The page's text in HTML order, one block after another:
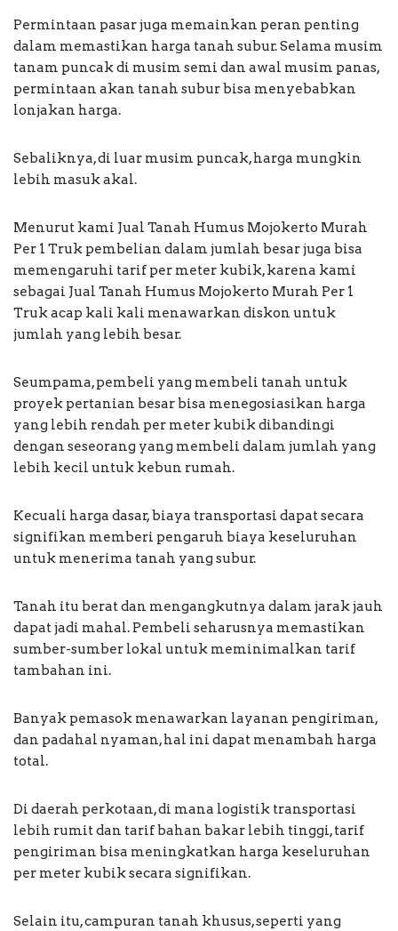
Permintaan pasar juga memainkan peran penting
dalam memastikan harga tanah subur. Selama musim
tanam puncak di musim semi dan awal musim panas,
permintaan akan tanah subur bisa menyebabkan
lonjakan harga.
Sebaliknya, di luar musim puncak, harga mungkin
lebih masuk akal.
Menurut kami Jual Tanah Humus Mojokerto Murah
Per 1 Truk pembelian dalam jumlah besar juga bisa
memengaruhi tarif per meter kubik, karena kami
sebagai Jual Tanah Humus Mojokerto Murah Per 1
Truk acap kali kali menawarkan diskon untuk
jumlah yang lebih besar.
Seumpama, pembeli yang membeli tanah untuk
proyek pertanian besar bisa menegosiasikan harga
yang lebih rendah per meter kubik dibandingi
dengan seseorang yang membeli dalam jumlah yang
lebih kecil untuk kebun rumah.
Kecuali harga dasar, biaya transportasi dapat secara
signifikan memberi pengaruh biaya keseluruhan
untuk menerima tanah yang subur.
Tanah itu berat dan mengangkutnya dalam jarak jauh
dapat jadi mahal. Pembeli seharusnya memastikan
sumber-sumber lokal untuk meminimalkan tarif
tambahan ini.
Banyak pemasok menawarkan layanan pengiriman,
dan padahal nyaman, hal ini dapat menambah harga
total.
Di daerah perkotaan, di mana logistik transportasi
lebih rumit dan tarif bahan bakar lebih tinggi, tarif
pengiriman bisa meningkatkan harga keseluruhan
per meter kubik secara signifikan.
Selain itu, campuran tanah khusus, seperti yang